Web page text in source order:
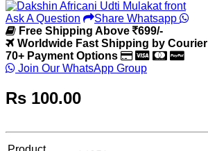
Ask A Question
Share Whatsapp
Free Shipping Above
699/-
Worldwide Fast Shipping by Courier
70+ Payment Options
Join Our WhatsApp Group
Rs 100.00